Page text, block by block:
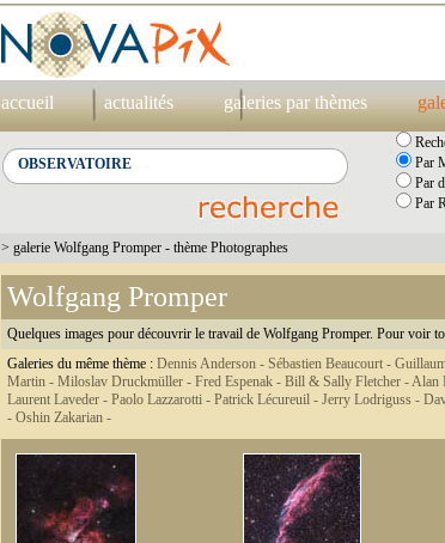
accueil actualités galeries par thèmes
Par
Par
Par
> galerie Wolfgang Promper - thème Photographes
Wolfgang Promper
Quelques images pour découvrir le travail de Wolfgang Promper. Pour voir
Galeries du même thème : Dennis Anderson - Sébastien Beaucourt -
Martin - Miloslav Druckmüller - Fred Espenak - Bill & Sally Fletcher -Alan
Laurent Laveder - Paolo Lazzarotti - Patrick Lécureuil - Jerry Lodriguss -
- Oshin Zakarian -